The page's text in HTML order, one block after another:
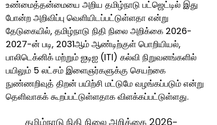
உண்மைத்தன்மையை அறிய தமிழ்நாடு பட்ஜெட்டில் இது
போன்ற அறிவிப்பு வெளியிடப்பட்டுள்ளதா என்று
தேடுகையில், தமிழ்நாடு நிதி நிலை அறிக்கை 2026-
2027-ன் படி, 2031ஆம் ஆண்டிற்குள் பொறியியல்,
பாலிடெக்னிக் மற்றும் ஐடிஐ (ITI) கல்வி நிறுவனங்களில்
பயிலும் 5 லட்சம் இளைஞர்களுக்கு செயற்கை
நுண்ணறிவுத் திறன் பயிற்சி மட்டுமே வழங்கப்படும் என்று
தெளிவாகக் கூறப்பட்டுள்ளதாக விளக்கப்பட்டுள்ளது.
தமிழ்நாடு நிதி நிலை அறிக்கை 2026-